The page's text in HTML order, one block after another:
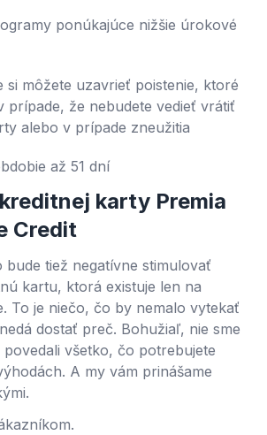
ponúkajúce nižšie úrokové
si môžete uzavrieť poistenie, ktoré
prípade, že nebudete vedieť vrátiť
alebo v prípade zneužitia
až 51 dní
karty Premia
Credit
bude tiež negatívne stimulovať
kartu, ktorá existuje len na
To je niečo, čo by nemalo vytekať
dostať preč. Bohužiaľ, nie sme
všetko, čo potrebujete
A my vám prinášame